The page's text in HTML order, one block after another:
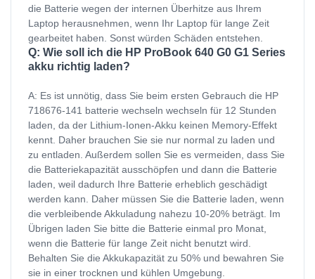
die Batterie wegen der internen Überhitze aus Ihrem
Laptop herausnehmen, wenn Ihr Laptop für lange Zeit
gearbeitet haben. Sonst würden Schäden entstehen.
Q: Wie soll ich die HP ProBook 640 G0 G1 Series
akku richtig laden?
A: Es ist unnötig, dass Sie beim ersten Gebrauch die HP
718676-141 batterie wechseln wechseln für 12 Stunden
laden, da der Lithium-Ionen-Akku keinen Memory-Effekt
kennt. Daher brauchen Sie sie nur normal zu laden und
zu entladen. Außerdem sollen Sie es vermeiden, dass Sie
die Batteriekapazität ausschöpfen und dann die Batterie
laden, weil dadurch Ihre Batterie erheblich geschädigt
werden kann. Daher müssen Sie die Batterie laden, wenn
die verbleibende Akkuladung nahezu 10-20% beträgt. Im
Übrigen laden Sie bitte die Batterie einmal pro Monat,
wenn die Batterie für lange Zeit nicht benutzt wird.
Behalten Sie die Akkukapazität zu 50% und bewahren Sie
sie in einer trocknen und kühlen Umgebung.